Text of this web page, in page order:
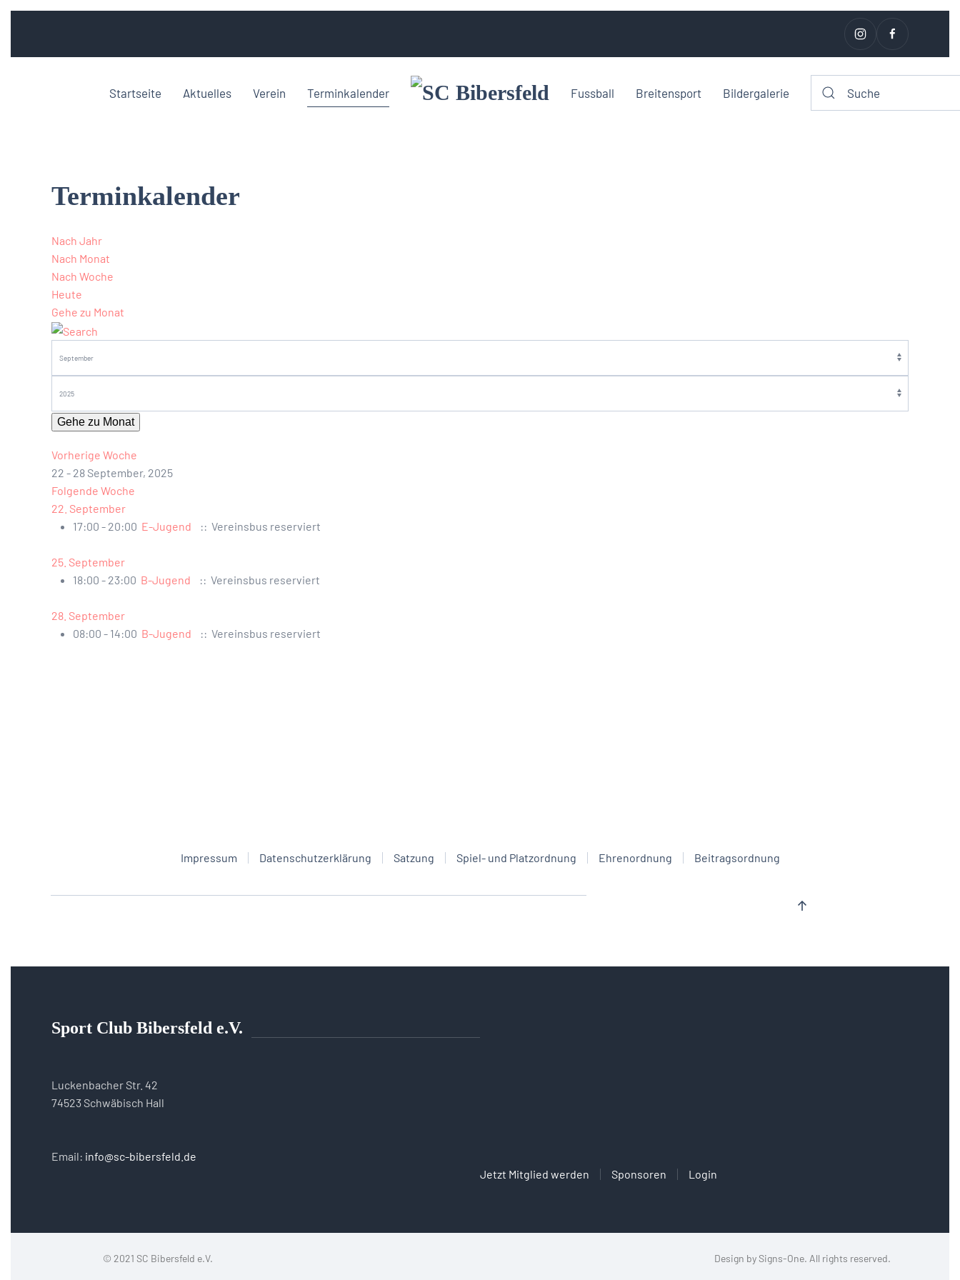
Startseite Aktuelles Verein Terminkalender Fussball Breitensport Bildergalerie
Terminkalender
Nach Jahr
Nach Monat
Nach Woche
Heute
Gehe zu Monat
Gehe zu Monat
Vorherige Woche
22 - 28 September, 2025
Folgende Woche
22. September
17:00 - 20:00 E-Jugend :: Vereinsbus reserviert
25. September
18:00 - 23:00 B-Jugend :: Vereinsbus reserviert
28. September
08:00 - 14:00 B-Jugend :: Vereinsbus reserviert
Impressum Datenschutzerklärung Satzung Spiel- und Platzordnung Ehrenordnung Beitragsordnung
Sport Club Bibersfeld e.V.
Luckenbacher Str. 42
74523 Schwäbisch Hall
Email: info@sc-bibersfeld.de
Jetzt Mitglied werden
Sponsoren Login
© 2021 SC Bibersfeld e.V. Design bySigns-One. All rights reserved.